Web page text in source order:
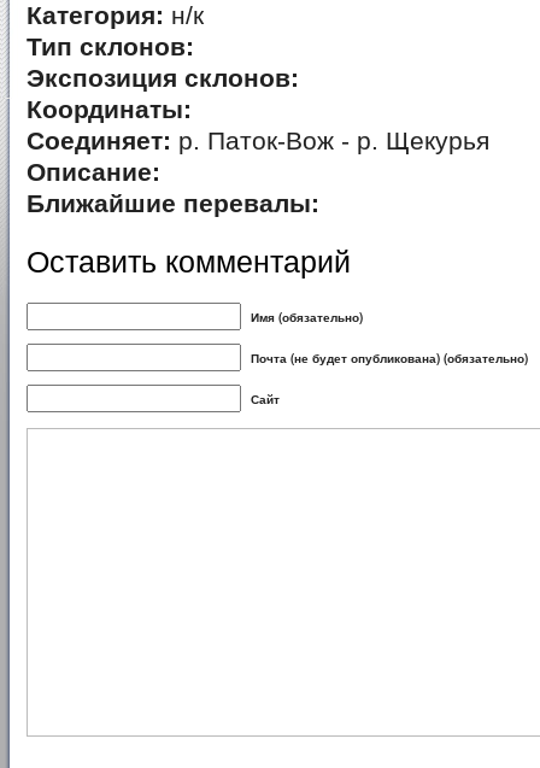
Категория: н/к
Тип склонов:
Экспозиция склонов:
Координаты:
Соединяет: р. Паток-Вож - р. Щекурья
Описание:
Ближайшие перевалы:
Оставить комментарий
Имя (обязательно)
Почта (не будет опубликована) (обязательно)
Сайт